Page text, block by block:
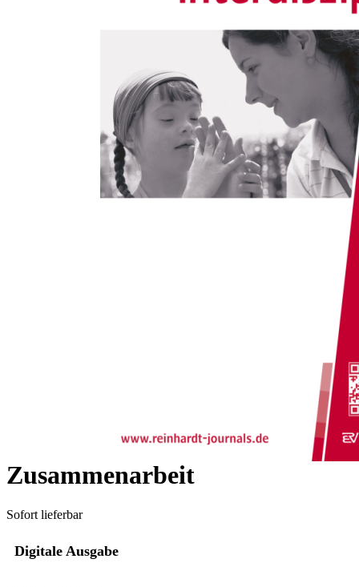
Eltern von Frühgeborenen und
multidisziplinäre
Zusammenarbeit
Sofort lieferbar
Digitale Ausgabe